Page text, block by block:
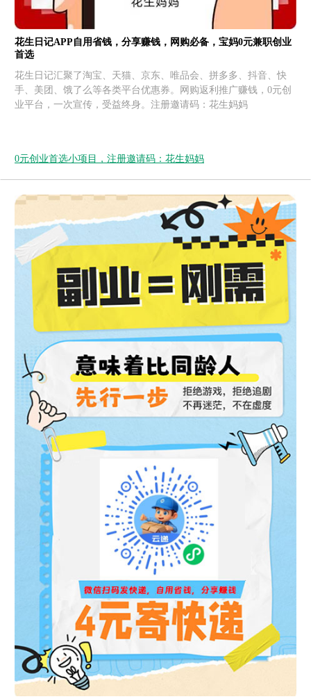
花生日记APP自用省钱，分享赚钱，网购必备，宝妈0元兼职创业
首选
花生日记汇聚了淘宝、天猫、京东、唯品会、拼多多、抖音、快
手、美团、饿了么等各类平台优惠券。网购返利推广赚钱，0元创
业平台，一次宣传，受益终身。注册邀请码：花生妈妈
0元创业首选小项目，注册邀请码：花生妈妈